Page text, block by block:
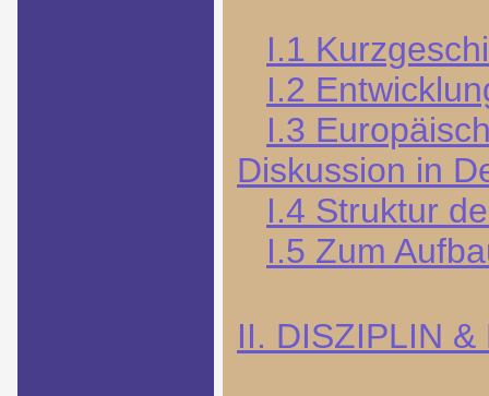
I.1
I.2
I.3
Diskussion in
I.4 Struktur
I.5 Zum
II. DISZIPLIN